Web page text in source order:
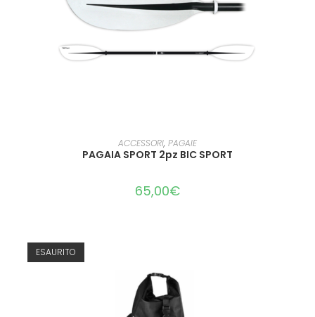
LEGGI TUTTO
ACCESSORI, PAGAIE
PAGAIA SPORT 2pz BIC SPORT
65,00€
ESAURITO